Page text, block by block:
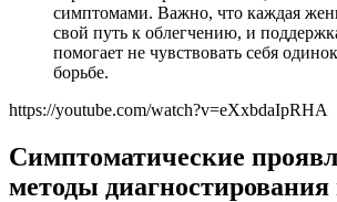
симптомами. Важно, что каждая
свой путь к облегчению, и
помогает не чувствовать себя
борьбе.
https://youtube.com/watch?v=eXxbdaIpRHA
Симптоматические
методы диагностирования